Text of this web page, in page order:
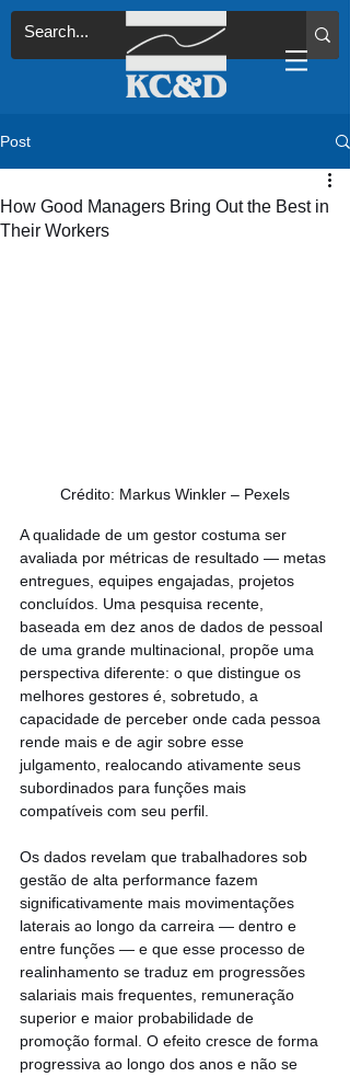
Post
How Good Managers Bring Out the Best in
Their Workers
Crédito: Markus Winkler – Pexels
A qualidade de um gestor costuma ser
avaliada por métricas de resultado — metas
entregues, equipes engajadas, projetos
concluídos. Uma pesquisa recente,
baseada em dez anos de dados de pessoal
de uma grande multinacional, propõe uma
perspectiva diferente: o que distingue os
melhores gestores é, sobretudo, a
capacidade de perceber onde cada pessoa
rende mais e de agir sobre esse
julgamento, realocando ativamente seus
subordinados para funções mais
compatíveis com seu perfil.
Os dados revelam que trabalhadores sob
gestão de alta performance fazem
significativamente mais movimentações
laterais ao longo da carreira — dentro e
entre funções — e que esse processo de
realinhamento se traduz em progressões
salariais mais frequentes, remuneração
superior e maior probabilidade de
promoção formal. O efeito cresce de forma
progressiva ao longo dos anos e não se